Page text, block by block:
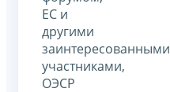
ЕС и
другими
заинтересованными
участниками,
ОЭСР